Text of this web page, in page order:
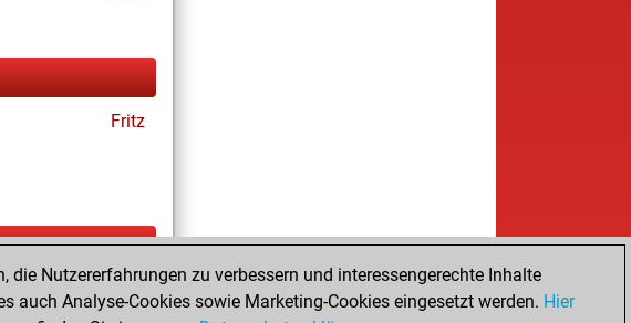
Fritz
Play
Nutzererfahrungen zu verbessern und interessengerechte Inhalte
Analyse-Cookies sowie Marketing-Cookies eingesetzt werden. Hier